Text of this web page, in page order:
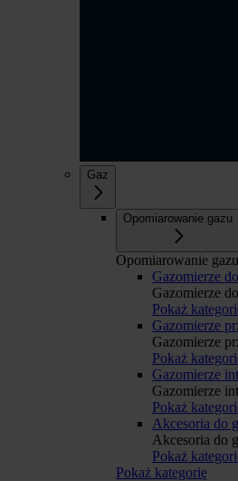
Gaz
Opomiarowanie gazu
Opomiarowanie gazu
Gazomierze
Gazomierze
Pokaż
Gazomierze
Gazomierze
Pokaż
Gazomierze
Gazomierze
Pokaż
Akcesoria do
Akcesoria do
Pokaż
Pokaż kategorię